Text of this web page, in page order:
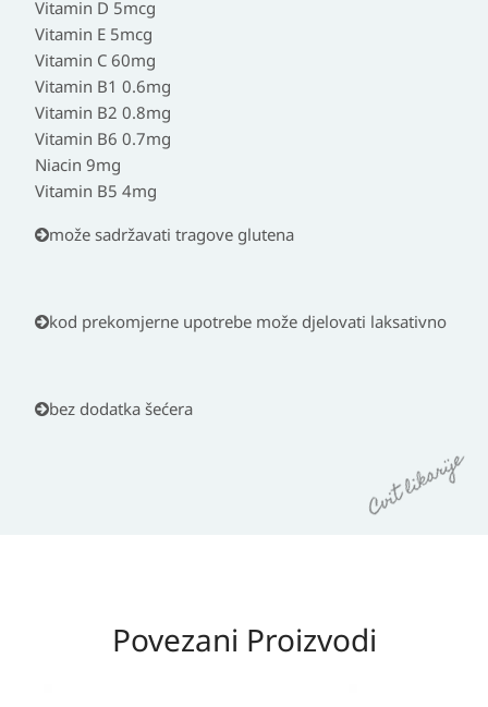
Vitamin D 5mcg
Vitamin E 5mcg
Vitamin C 60mg
Vitamin B1 0.6mg
Vitamin B2 0.8mg
Vitamin B6 0.7mg
Niacin 9mg
Vitamin B5 4mg
može sadržavati tragove glutena
kod prekomjerne upotrebe može djelovati laksativno
bez dodatka šećera
Povezani Proizvodi